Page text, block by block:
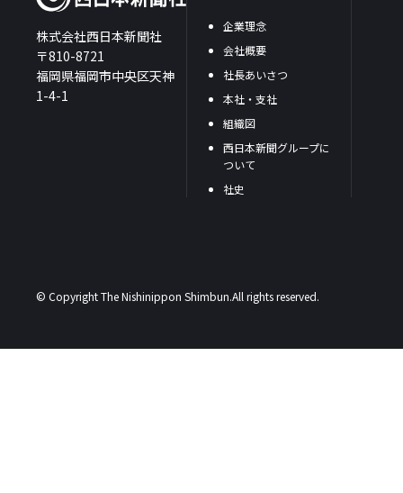
株式会社西日本新聞社
〒810-8721
福岡県福岡市中央区天神
1-4-1
企業理念
会社概要
社長あいさつ
本社・支社
組織図
西日本新聞グループに
ついて
社史
© Copyright The Nishinippon Shimbun.All rights reserved.